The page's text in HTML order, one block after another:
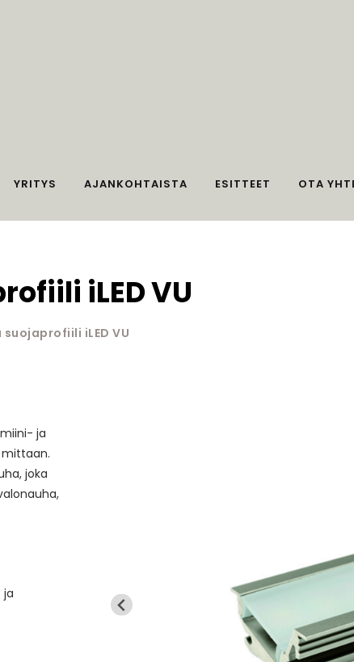
YRITYS AJANKOHTAISTA ESITTEET OTA
iLED VU
iLED VU
ja
mittaan.
joka
ja